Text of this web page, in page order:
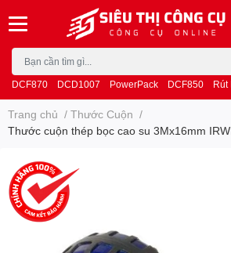
DCF870 DCD1007 PowerPack DCF850 Rút
Trang chủ / Thước Cuộn /
Thước cuộn thép bọc cao su 3Mx16mm